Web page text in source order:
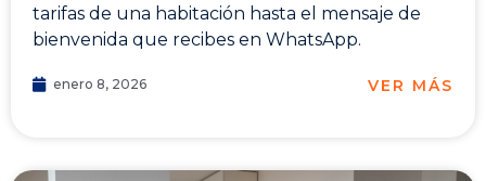
tarifas de una habitación hasta el mensaje de
bienvenida que recibes en WhatsApp.
enero 8, 2026 VER MÁS